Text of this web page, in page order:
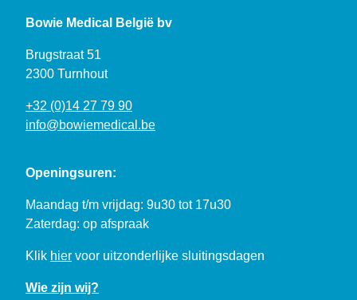
Bowie Medical België bv
Brugstraat 51
2300 Turnhout
+32 (0)14 27 79 90
info@bowiemedical.be
Openingsuren:
Maandag t/m vrijdag: 9u30 tot 17u30
Zaterdag: op afspraak
Klik hier voor uitzonderlijke sluitingsdagen
Wie zijn wij?